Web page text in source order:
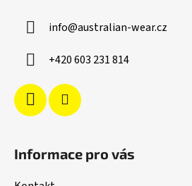
info@australian-wear.cz
+420 603 231 814
Informace pro vás